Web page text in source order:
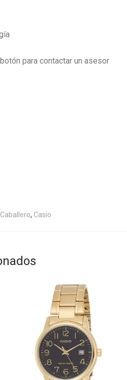
para contactar un asesor
, Casio